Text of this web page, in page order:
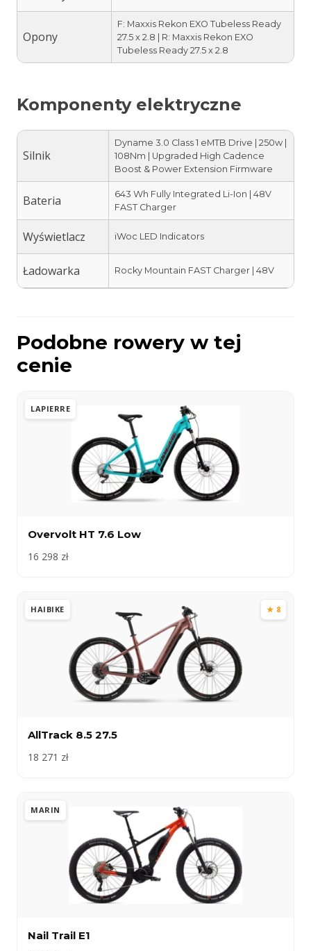
Opony
F: Maxxis Rekon EXO Tubeless Ready
27.5 x 2.8 | R: Maxxis Rekon EXO
Tubeless Ready 27.5 x 2.8
Komponenty elektryczne
Silnik
Dyname 3.0 Class 1 eMTB Drive | 250w |
108Nm | Upgraded High Cadence
Boost & Power Extension Firmware
Bateria
643 Wh Fully Integrated Li-Ion | 48V
FAST Charger
Wyświetlacz iWoc LED Indicators
Ładowarka Rocky Mountain FAST Charger | 48V
Podobne rowery w tej
cenie
LAPIERRE
Overvolt HT 7.6 Low
16 298 zł
HAIBIKE ★ 8
AllTrack 8.5 27.5
18 271 zł
MARIN
Nail Trail E1